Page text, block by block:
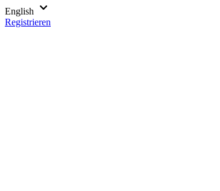
English
Registrieren